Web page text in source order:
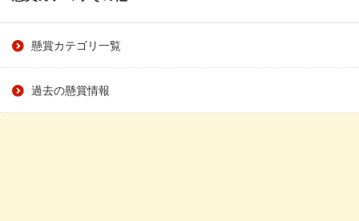
懸賞カテゴリ一覧
過去の懸賞情報